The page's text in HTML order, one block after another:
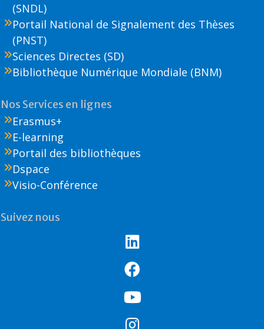
(SNDL)
Portail National de Signalement des Thèses
(PNST)
Sciences Directes (SD)
Bibliothèque Numérique Mondiale (BNM)
Nos Services en lignes
Erasmus+
E-learning
Portail des bibliothèques
Dspace
Visio-Conférence
Suivez nous